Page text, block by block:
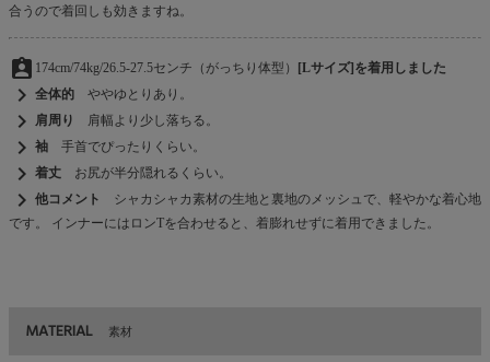
合うので着回しも効きますね。
assignment_ind 174cm/74kg/26.5-27.5センチ（がっちり体型） [Lサイズ]を着用しました
chevron_right 全体的 ややゆとりあり。
chevron_right 肩周り 肩幅より少し落ちる。
chevron_right 袖 手首でぴったりくらい。
chevron_right 着丈 お尻が半分隠れるくらい。
chevron_right 他コメント シャカシャカ素材の生地と裏地のメッシュで、軽やかな着心地
です。 インナーにはロンTを合わせると、着膨れせずに着用できました。
MATERIAL 素材